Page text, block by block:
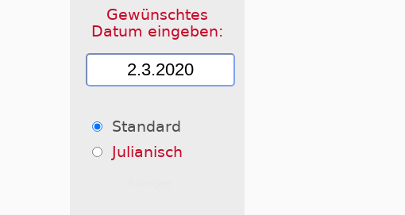
Gewünschtes
Datum eingeben:
Standard
Julianisch